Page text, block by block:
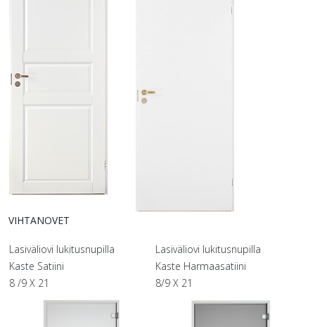
VIHTANOVET
Lasiväliovi lukitusnupilla
Kaste Satiini
8 /9 X 21
Lasiväliovi lukitusnupilla
Kaste Harmaasatiini
8/9 X 21